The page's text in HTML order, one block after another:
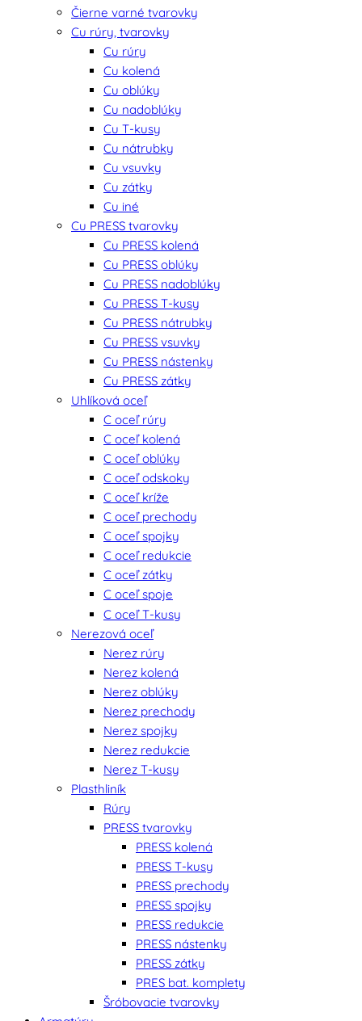
Čierne varné tvarovky
Cu rúry, tvarovky
Cu rúry
Cu kolená
Cu oblúky
Cu nadoblúky
Cu T-kusy
Cu nátrubky
Cu vsuvky
Cu zátky
Cu iné
Cu PRESS tvarovky
Cu PRESS kolená
Cu PRESS oblúky
Cu PRESS nadoblúky
Cu PRESS T-kusy
Cu PRESS nátrubky
Cu PRESS vsuvky
Cu PRESS nástenky
Cu PRESS zátky
Uhlíková oceľ
C oceľ rúry
C oceľ kolená
C oceľ oblúky
C oceľ odskoky
C oceľ kríže
C oceľ prechody
C oceľ spojky
C oceľ redukcie
C oceľ zátky
C oceľ spoje
C oceľ T-kusy
Nerezová oceľ
Nerez rúry
Nerez kolená
Nerez oblúky
Nerez prechody
Nerez spojky
Nerez redukcie
Nerez T-kusy
Plasthliník
Rúry
PRESS tvarovky
PRESS kolená
PRESS T-kusy
PRESS prechody
PRESS spojky
PRESS redukcie
PRESS nástenky
PRESS zátky
PRES bat. komplety
Šróbovacie tvarovky